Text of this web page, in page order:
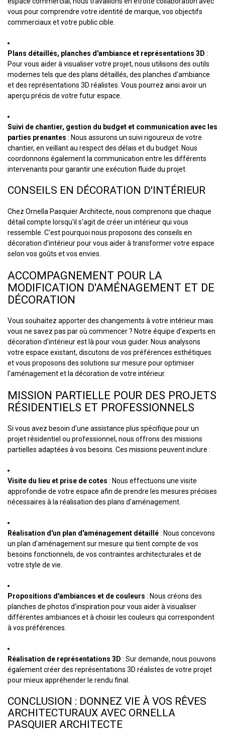
vous pour comprendre votre identité de marque, vos objectifs
commerciaux et votre public cible.
Plans détaillés, planches d'ambiance et représentations 3D :
Pour vous aider à visualiser votre projet, nous utilisons des outils
modernes tels que des plans détaillés, des planches d'ambiance
et des représentations 3D réalistes. Vous pourrez ainsi avoir un
aperçu précis de votre futur espace.
Suivi de chantier, gestion du budget et communication avec les
parties prenantes : Nous assurons un suivi rigoureux de votre
chantier, en veillant au respect des délais et du budget. Nous
coordonnons également la communication entre les différents
intervenants pour garantir une exécution fluide du projet.
CONSEILS EN DÉCORATION D'INTÉRIEUR
Chez Ornella Pasquier Architecte, nous comprenons que chaque
détail compte lorsqu'il s'agit de créer un intérieur qui vous
ressemble. C'est pourquoi nous proposons des conseils en
décoration d'intérieur pour vous aider à transformer votre espace
selon vos goûts et vos envies.
ACCOMPAGNEMENT POUR LA
MODIFICATION D'AMÉNAGEMENT ET DE
DÉCORATION
Vous souhaitez apporter des changements à votre intérieur mais
vous ne savez pas par où commencer ? Notre équipe d'experts en
décoration d'intérieur est là pour vous guider. Nous analysons
votre espace existant, discutons de vos préférences esthétiques
et vous proposons des solutions sur mesure pour optimiser
l'aménagement et la décoration de votre intérieur.
MISSION PARTIELLE POUR DES PROJETS
RÉSIDENTIELS ET PROFESSIONNELS
Si vous avez besoin d'une assistance plus spécifique pour un
projet résidentiel ou professionnel, nous offrons des missions
partielles adaptées à vos besoins. Ces missions peuvent inclure :
Visite du lieu et prise de cotes : Nous effectuons une visite
approfondie de votre espace afin de prendre les mesures précises
nécessaires à la réalisation des plans d'aménagement.
Réalisation d'un plan d'aménagement détaillé: Nous concevons
un plan d'aménagement sur mesure qui tient compte de vos
besoins fonctionnels, de vos contraintes architecturales et de
votre style de vie.
Propositions d'ambiances et de couleurs : Nous créons des
planches de photos d'inspiration pour vous aider à visualiser
différentes ambiances et à choisir les couleurs qui correspondent
à vos préférences.
Réalisation de représentations 3D : Sur demande, nous pouvons
également créer des représentations 3D réalistes de votre projet
pour mieux appréhender le rendu final.
CONCLUSION : DONNEZ VIE À VOS RÊVES
ARCHITECTURAUX AVEC ORNELLA
PASQUIER ARCHITECTE